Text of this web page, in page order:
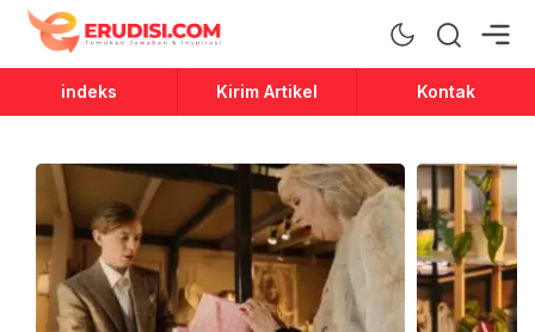
Erudisi
Temukan Jawaban dan Inspirasi
indeks Kirim Artikel Kontak